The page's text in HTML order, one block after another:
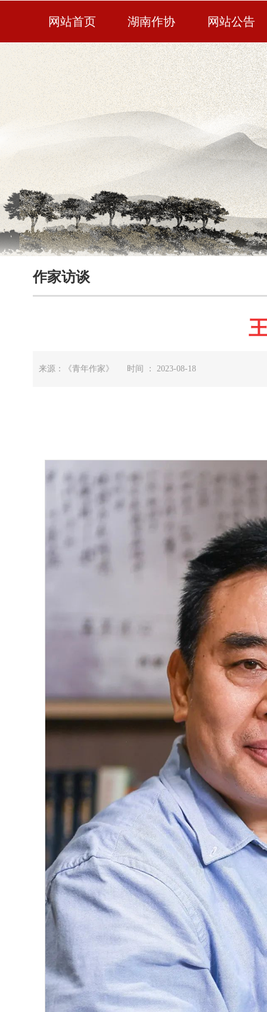
网站首页 湖南作协 网站公告
作家访谈
来源：《青年作家》 时间 ： 2023-08-18